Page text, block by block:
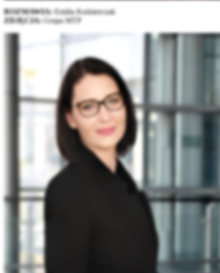
ROZMAWIA: Emilia Kuśnierczak
ZDJĘCIA:
Grupa MTP